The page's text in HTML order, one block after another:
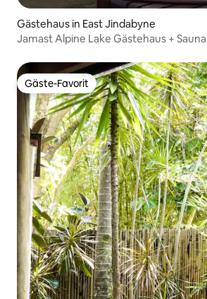
Gästehaus in East Jindabyne
Jamast Alpine Lake Gästehaus + Sauna
Gäste-Favorit
Gäste-Favorit